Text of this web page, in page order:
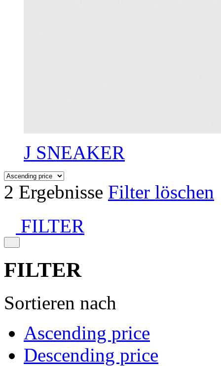
J SNEAKER
2 Ergebnisse Filter löschen
FILTER
FILTER
Sortieren nach
Ascending price
Descending price